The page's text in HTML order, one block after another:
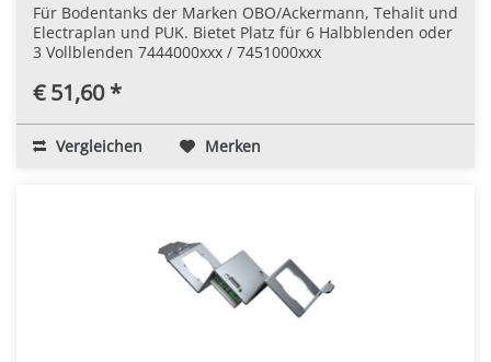
Für Bodentanks der Marken OBO/Ackermann, Tehalit und
Electraplan und PUK. Bietet Platz für 6 Halbblenden oder
3 Vollblenden 7444000xxx / 7451000xxx
€ 51,60 *
Vergleichen Merken